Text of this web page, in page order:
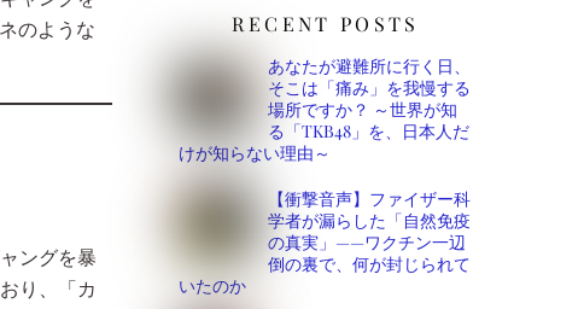
のような
ングを暴
り、「カ
RECENT POSTS
あなたが避難所に行く日、
そこは「痛み」を我慢する
場所ですか？ ～世界が知
る「TKB48」を、日本人だ
けが知らない理由～
【衝撃音声】ファイザー科
学者が漏らした「自然免疫
の真実」——ワクチン一辺
倒の裏で、何が封じられて
いたのか